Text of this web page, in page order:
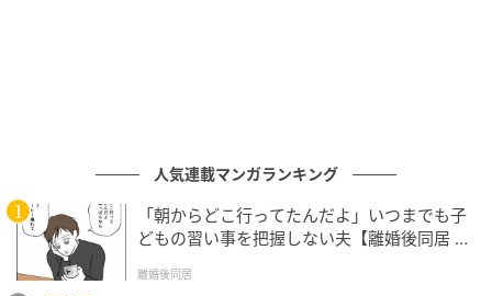
人気連載マンガランキング
「朝からどこ行ってたんだよ」いつまでも子
どもの習い事を把握しない夫【離婚後同居 Vo
離婚後同居